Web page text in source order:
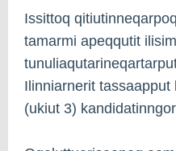
Issittoq
tamarmi apeqqutit
Ilinniarnerit
(ukiut 3)